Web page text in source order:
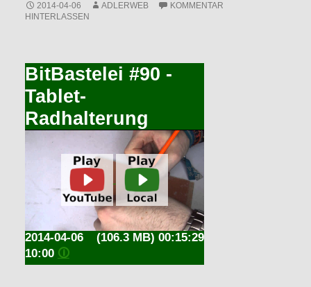
2014-04-06 ADLERWEB
KOMMENTAR
HINTERLASSEN
BitBastelei #90 -
Tablet-
Radhalterung
(106.3 MB) 00:15:29
2014-04-06
10:00 🛈